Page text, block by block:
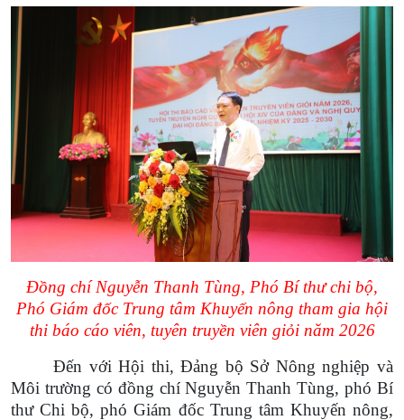
Đồng chí Nguyễn Thanh Tùng, Phó Bí thư chi bộ,
Phó Giám đốc Trung tâm Khuyến nông tham gia hội
thi báo cáo viên, tuyên truyền viên giỏi năm 2026
Đến với Hội thi,Đảng bộ Sở Nông nghiệp và
Môi trường có đồng chí Nguyễn Thanh Tùng, phóBí
thư Chi bộ,phóGiám đốc Trung tâm Khuyến nông,